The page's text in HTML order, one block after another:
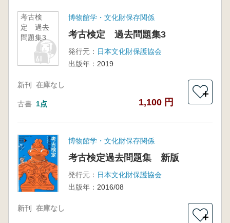
考古検
定 過去
問題集3
博物館学・文化財保存関係
考古検定 過去問題集3
発行元： 日本文化財保護協会
出版年： 2019
新刊 在庫なし
古書 1点 1,100 円
＋
博物館学・文化財保存関係
考古検定過去問題集 新版
発行元： 日本文化財保護協会
出版年： 2016/08
新刊 在庫なし
＋